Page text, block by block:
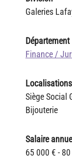
Galeries
Département
Finance /
Localisations
Siège Social
Bijouterie
Salaire
65 000 € -